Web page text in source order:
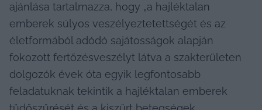
ajánlása tartalmazza, hogy „a hajléktalan
emberek súlyos veszélyeztetettségét és az
életformából adódó sajátosságok alapján
fokozott fertőzésveszélyt látva a szakterületen
dolgozók évek óta egyik legfontosabb
feladatuknak tekintik a hajléktalan emberek